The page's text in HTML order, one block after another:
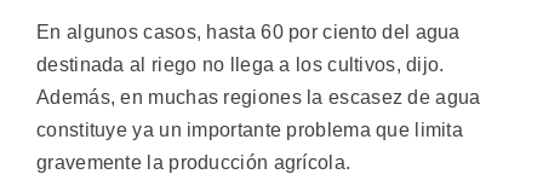
En algunos casos, hasta 60 por ciento del agua
destinada al riego no llega a los cultivos, dijo.
Además, en muchas regiones la escasez de agua
constituye ya un importante problema que limita
gravemente la producción agrícola.